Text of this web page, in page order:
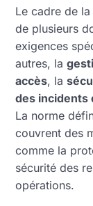
Le cadre de
de plusieurs
exigences
autres, la
accès, la
des incidents
La norme
couvrent des
comme la
sécurité des
opérations.